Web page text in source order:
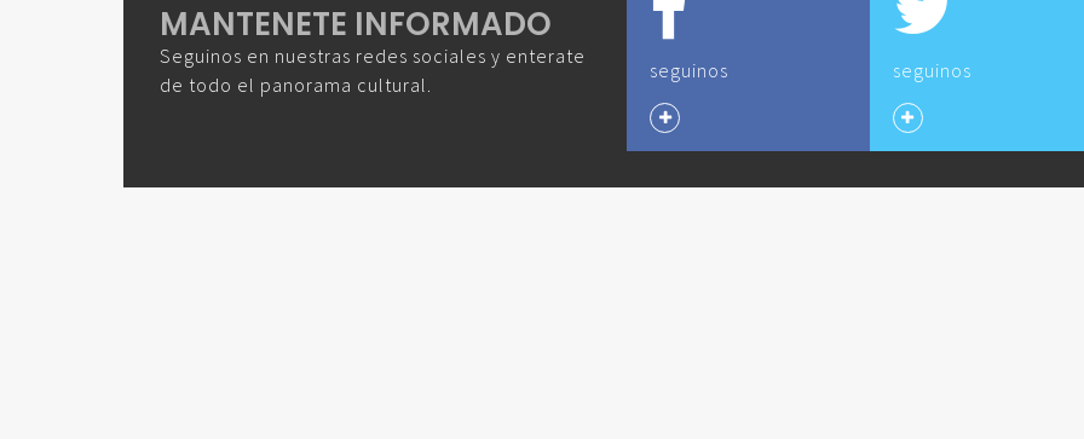
MANTENETE INFORMADO
Seguinos en nuestras redes sociales y enterate
de todo el panorama cultural.
seguinos seguinos